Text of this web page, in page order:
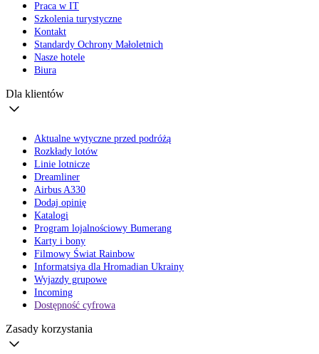
Praca w IT
Szkolenia turystyczne
Kontakt
Standardy Ochrony Małoletnich
Nasze hotele
Biura
Dla klientów
Aktualne wytyczne przed podróżą
Rozkłady lotów
Linie lotnicze
Dreamliner
Airbus A330
Dodaj opinię
Katalogi
Program lojalnościowy Bumerang
Karty i bony
Filmowy Świat Rainbow
Informatsiya dla Hromadian Ukrainy
Wyjazdy grupowe
Incoming
Dostępność cyfrowa
Zasady korzystania